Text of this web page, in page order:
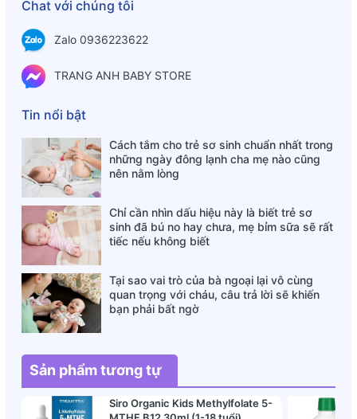
hàng ngày
- Trẻ từ 1-5 tuổi dùng 3 muỗng (276mg) mỗi ngày, hoặc
dùng theo chỉ dẫn của bác sỹ
Cách pha:
Bio Island Lysine Starter tăng chiều cao cho trẻ được bào
chế dưới dạng bột sữa, rất dễ hòa tan và sử dụng cho bé,
ba mẹ nên dùng cho con theo hướng dẫn sau:
- Bước 1: Lấy một lượng nước ấm khoảng 30ml cho vào cốc
- Bước 2: Lấy lượng bột lysine theo chỉ định cho vào cốc
nước, khuấy cho tan đều
- Bước 3: Kiểm tra nhiệt độ và cho bé uống
Sản phẩm này không phải là thuốc, không có tác dụng thay
Chat với chúng tôi
Zalo 0936223622
TRANG ANH BABY STORE
Tin nổi bật
Cách tắm cho trẻ sơ sinh chuẩn nhất trong
những ngày đông lạnh cha mẹ nào cũng
nên nằm lòng
Chỉ cần nhìn dấu hiệu này là biết trẻ sơ
sinh đã bú no hay chưa, mẹ bỉm sữa sẽ rất
tiếc nếu không biết
Tại sao vai trò của bà ngoại lại vô cùng
quan trọng với cháu, câu trả lời sẽ khiến
bạn phải bất ngờ
Sản phẩm tương tự
Siro Organic Kids Methylfolate 5-